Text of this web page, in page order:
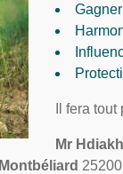
Il fera
Mr
Montbéliard